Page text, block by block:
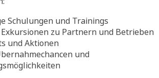
Schulungen und Trainings
zu Partnern und Betrieben
und Aktionen
und